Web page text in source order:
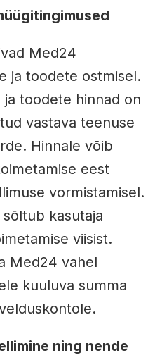
Med24
ja toodete ostmisel.
toodete hinnad on
vastava teenuse
Hinnale võib
eest
vormistamisel.
kasutaja
viisist.
Med24 vahel
kuuluva summa
ning nende